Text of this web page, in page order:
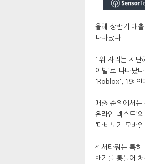
올해 상반기 매
나타났다.
1위 자리는 지난
이벌'로 나타났
'Roblox', 'I9: 인
매출 순위에서는
온라인 넥스트'
'마비노기 모바
센서타워는 특히
반기를 통틀어